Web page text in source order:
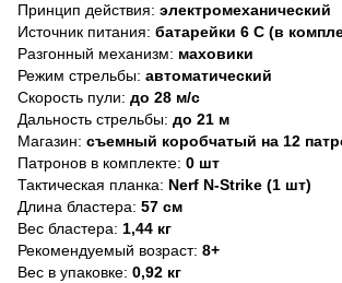
Принцип действия: электромеханический
Источник питания: батарейки 6 C (в
Разгонный механизм: маховики
Режим стрельбы: автоматический
Скорость пули: до 28 м/с
Дальность стрельбы: до 21 м
Магазин: съемный коробчатый на 12
Патронов в комплекте: 0 шт
Тактическая планка: Nerf N-Strike (1 шт)
Длина бластера: 57 см
Вес бластера: 1,44 кг
Рекомендуемый возраст: 8+
Вес в упаковке: 0,92 кг